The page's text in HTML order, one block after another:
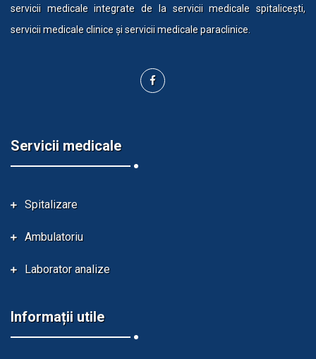
servicii medicale integrate de la servicii medicale spitalicești,
servicii medicale clinice și servicii medicale paraclinice.
Servicii medicale
Spitalizare
Ambulatoriu
Laborator analize
Informații utile